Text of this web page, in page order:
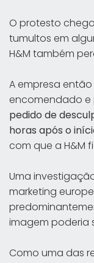
O protesto
tumultos em
H&M também
A empresa
encomendado
pedido de
horas após o
com que a H&M
Uma
marketing
imagem poderia
Como uma das